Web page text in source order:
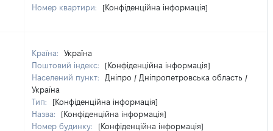
Номер квартири:
[Конфіденційна інформація]
Країна:
Україна
Поштовий індекс:
[Конфіденційна інформація]
Населений пункт:
Дніпро / Дніпропетровська область /
Україна
Тип:
[Конфіденційна інформація]
Назва:
[Конфіденційна інформація]
Номер будинку:
[Конфіденційна інформація]